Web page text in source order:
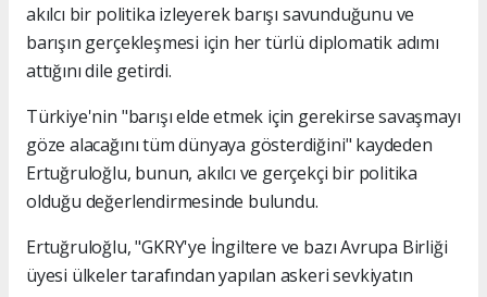
akılcı bir politika izleyerek barışı savunduğunu ve
barışın gerçekleşmesi için her türlü diplomatik adımı
attığını dile getirdi.
Türkiye'nin "barışı elde etmek için gerekirse savaşmayı
göze alacağını tüm dünyaya gösterdiğini" kaydeden
Ertuğruloğlu, bunun, akılcı ve gerçekçi bir politika
olduğu değerlendirmesinde bulundu.
Ertuğruloğlu, "GKRY'ye İngiltere ve bazı Avrupa Birliği
üyesi ülkeler tarafından yapılan askeri sevkiyatın